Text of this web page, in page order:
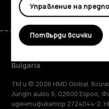
Bulgaria
TM и © 2026 HMD Global.
Jungin aukio 9, 02600 Espoo,
идентификатор 2724044-2.
Управление на
Потвърди всички